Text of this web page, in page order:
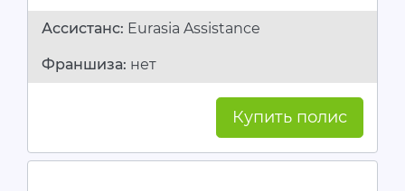
Ассистанc: Eurasia Assistance
Франшиза: нет
Купить полис